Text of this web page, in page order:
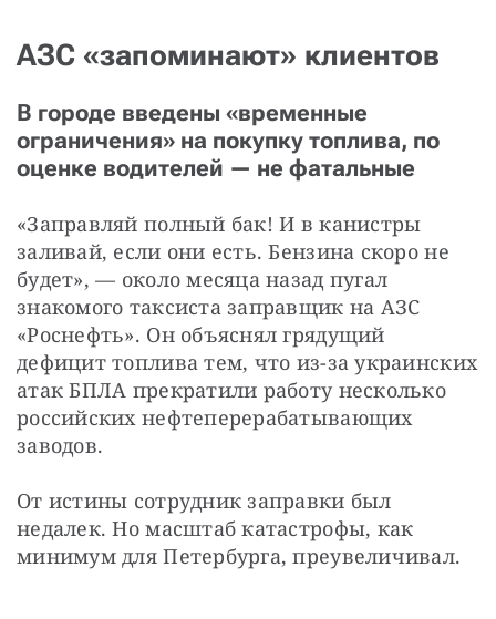
АЗС «запоминают» клиентов
В городе введены «временные
ограничения» на покупку топлива, по
оценке водителей — не фатальные
«Заправляй полный бак! И в канистры
заливай, если они есть. Бензина скоро не
будет», — около месяца назад пугал
знакомого таксиста заправщик на АЗС
«Роснефть». Он объяснял грядущий
дефицит топлива тем, что из-за украинских
атак БПЛА прекратили работу несколько
российских нефтеперерабатывающих
заводов.
От истины сотрудник заправки был
недалек. Но масштаб катастрофы, как
минимум для Петербурга, преувеличивал.